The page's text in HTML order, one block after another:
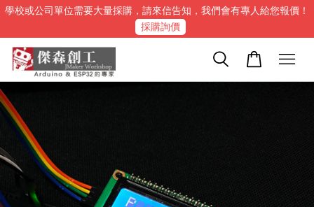
學校或公司單位需要大量採購，請來信告知，我們會有專人給您報價！
採購詢價